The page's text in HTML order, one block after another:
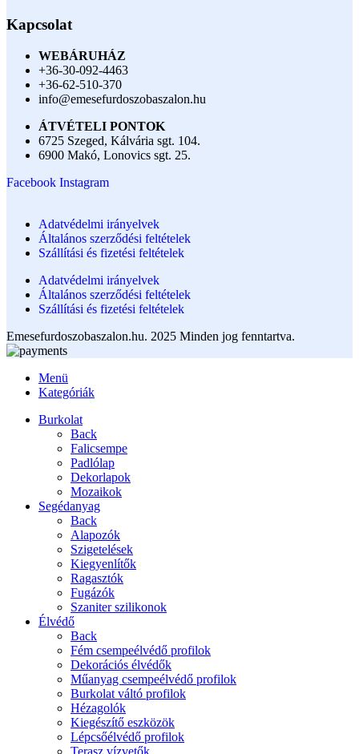
Kapcsolat
WEBÁRUHÁZ
+36-30-092-4463
+36-62-510-370
info@emesefurdoszobaszalon.hu
ÁTVÉTELI PONTOK
6725 Szeged, Kálvária sgt. 104.​
6900 Makó, Lonovics sgt. 25.
Facebook Instagram
Adatvédelmi irányelvek
Általános szerződési feltételek
Szállítási és fizetési feltételek
Adatvédelmi irányelvek
Általános szerződési feltételek
Szállítási és fizetési feltételek
Emesefurdoszobaszalon.hu. 2025 Minden jog fenntartva.
Menü
Kategóriák
Burkolat
Back
Falicsempe
Padlólap
Dekorlapok
Mozaikok
Segédanyag
Back
Alapozók
Szigetelések
Kiegyenlítők
Ragasztók
Fugázók
Szaniter szilikonok
Élvédő
Back
Fém csempeélvédő profilok
Dekorációs élvédők
Műanyag csempeélvédő profilok
Burkolat váltó profilok
Hézagolók
Kiegészítő eszközök
Lépcsőélvédő profilok
Terasz vízvetők